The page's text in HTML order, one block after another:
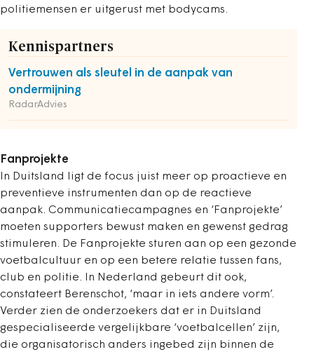
politiemensen er uitgerust met bodycams.
Kennispartners
Vertrouwen als sleutel in de aanpak van
ondermijning
RadarAdvies
Fanprojekte
In Duitsland ligt de focus juist meer op proactieve en
preventieve instrumenten dan op de reactieve
aanpak. Communicatiecampagnes en ‘Fanprojekte’
moeten supporters bewust maken en gewenst gedrag
stimuleren. De Fanprojekte sturen aan op een gezonde
voetbalcultuur en op een betere relatie tussen fans,
club en politie. In Nederland gebeurt dit ook,
constateert Berenschot, ‘maar in iets andere vorm’.
Verder zien de onderzoekers dat er in Duitsland
gespecialiseerde vergelijkbare ‘voetbalcellen’ zijn,
die organisatorisch anders ingebed zijn binnen de